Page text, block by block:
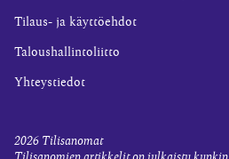
Tilaus- ja käyttöehdot
Taloushallintoliitto
Yhteystiedot
2026 Tilisanomat